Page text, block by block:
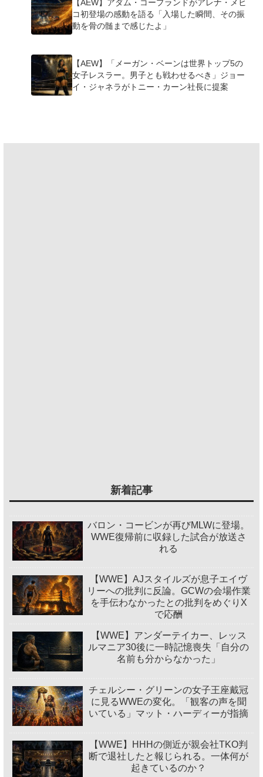
【AEW】アダム・コープランドがアレナ・メヒ
コ初登場の感動を語る「入場した瞬間、その振
動を骨の髄まで感じたよ」
【AEW】「メーガン・ベーンは世界トップ5の
女子レスラー。男子とも戦わせるべき」ジョー
イ・ジャネラがトニー・カーン社長に提案
新着記事
バロン・コービンが再びMLWに登場。
WWE復帰前に収録した試合が放送さ
れる
【WWE】AJスタイルズが息子エイヴ
リーへの批判に反論。GCWの会場作業
を手伝わなかったとの批判をめぐりX
で応酬
【WWE】アンダーテイカー、レッス
ルマニア30後に一時記憶喪失「自分の
名前も分からなかった」
チェルシー・グリーンの女子王座戴冠
に見るWWEの変化。「観客の声を聞
いている」マット・ハーディーが指摘
【WWE】HHHの側近が親会社TKO判
断で退社したと報じられる。一体何が
起きているのか？